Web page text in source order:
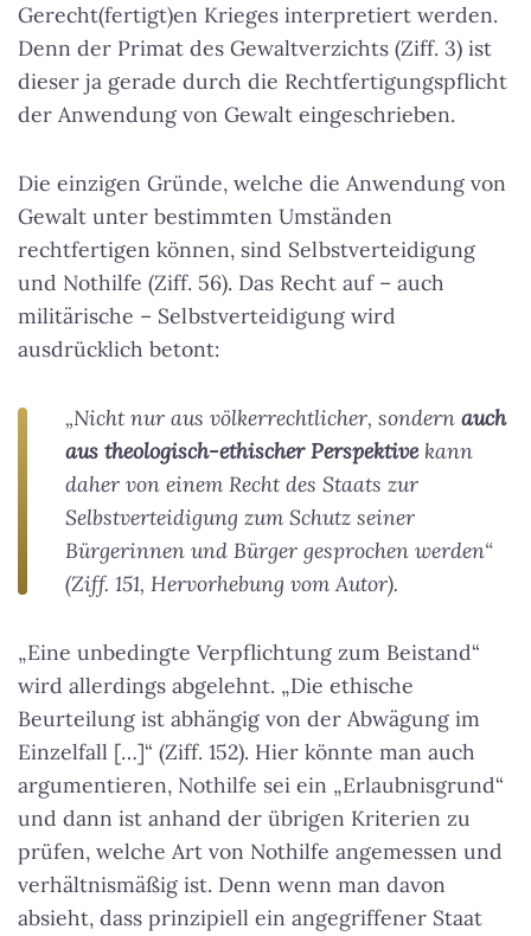
Gerecht(fertigt)en Krieges interpretiert werden.
Denn der Primat des Gewaltverzichts (Ziff. 3) ist
dieser ja gerade durch die Rechtfertigungspflicht
der Anwendung von Gewalt eingeschrieben.
Die einzigen Gründe, welche die Anwendung von
Gewalt unter bestimmten Umständen
rechtfertigen können, sind Selbstverteidigung
und Nothilfe (Ziff. 56). Das Recht auf – auch
militärische – Selbstverteidigung wird
ausdrücklich betont:
„Nicht nur aus völkerrechtlicher, sondern auch
aus theologisch-ethischer Perspektivekann
daher von einem Recht des Staats zur
Selbstverteidigung zum Schutz seiner
Bürgerinnen und Bürger gesprochen werden“
(Ziff. 151, Hervorhebung vom Autor).
„Eine unbedingte Verpflichtung zum Beistand“
wird allerdings abgelehnt. „Die ethische
Beurteilung ist abhängig von der Abwägung im
Einzelfall […]“ (Ziff. 152). Hier könnte man auch
argumentieren, Nothilfe sei ein „Erlaubnisgrund“
und dann ist anhand der übrigen Kriterien zu
prüfen, welche Art von Nothilfe angemessen und
verhältnismäßig ist. Denn wenn man davon
absieht, dass prinzipiell ein angegriffener Staat